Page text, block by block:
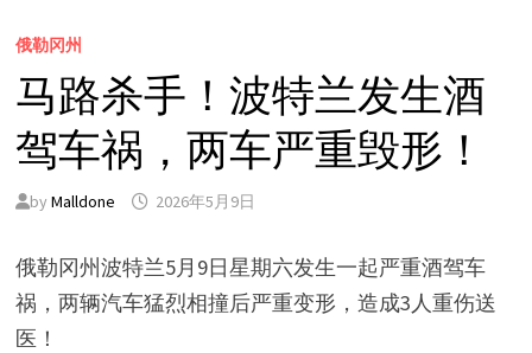
俄勒冈州
马路杀手！波特兰发生酒
驾车祸，两车严重毁形！
by Malldone 2026年5月9日
俄勒冈州波特兰5月9日星期六发生一起严重酒驾车
祸，两辆汽车猛烈相撞后严重变形，造成3人重伤送
医！